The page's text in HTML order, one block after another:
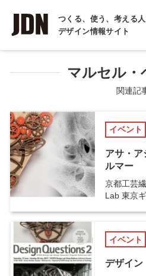
つくる、使う、考える
デザイン情報サイト
INTERVIEW
インタビュー
REPORT
COLUMN
コラム
マルセル・
関連記
イベント
アサ・ア
ルマー
京都工芸
Lab 東京
イベント
デザイン